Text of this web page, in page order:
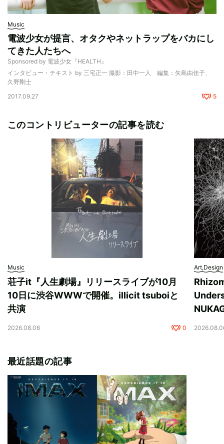
Music
電波少女が提言、オタクやネットラップをバカにし
てきた人たちへ
Sponsored by 電波少女『HEALTH』
インタビュー・テキスト by 三宅正一 撮影：田中一人 編集：矢島由佳子、
久野剛士
2017.09.27
5
このコントリビューターの記事を読む
Music
荘子it『人生劇場』リリースライブが10月
10日に渋谷WWWで開催。illicit tsuboiと
共演
2026.08.06 0
Art,Design
最近話題の記事